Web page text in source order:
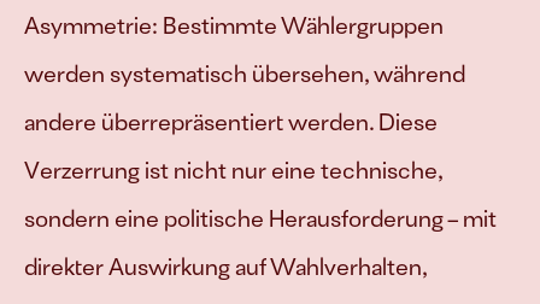
Asymmetrie: Bestimmte Wählergruppen
werden systematisch übersehen, während
andere überrepräsentiert werden. Diese
Verzerrung ist nicht nur eine technische,
sondern eine politische Herausforderung – mit
direkter Auswirkung auf Wahlverhalten,